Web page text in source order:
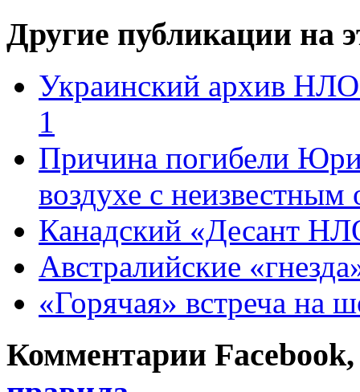
Другие публикации на
Украинский архив НЛО
1
Причина погибели
воздухе с неизвестным
Канадский «Десант
Австралийские
«Горячая» встреча на
Комментарии